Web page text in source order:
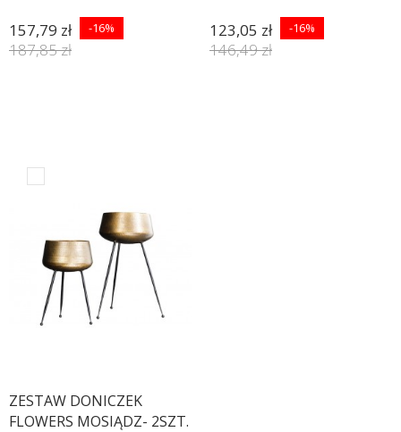
157,79 zł -16%
187,85 zł
123,05 zł -16%
146,49 zł
ZESTAW DONICZEK
FLOWERS MOSIĄDZ- 2SZT.